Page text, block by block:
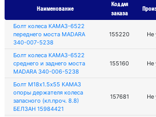
Наименование
Код для
заказа
Болт колеса КАМАЗ-6522
переднего моста MADARA
340-007-5238
155220 Не
Болт колеса КАМАЗ-6522
среднего и заднего моста
MADARA 340-006-5238
155160 Не
Болт М18х1.5х55 КАМАЗ
опоры держателя колеса
запасного (кл.проч. 8.8)
БЕЛЗАН 15984421
157681 Не